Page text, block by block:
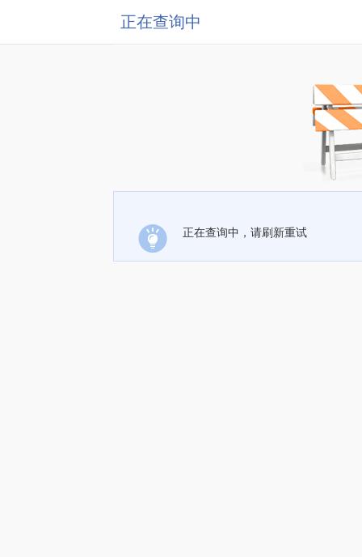
正在查询中
正在查询中，请刷新重试